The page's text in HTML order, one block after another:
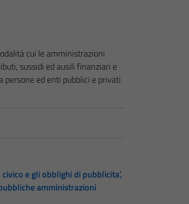
cui le amministrazioni
sussidi ed ausili finanziari e
persone ed enti pubblici e privati
e gli obblighi di pubblicita’,
amministrazioni